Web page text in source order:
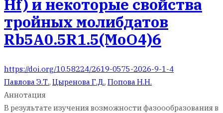
Hf) и некоторые свойства
тройных молибдатов
Rb5A0.5R1.5(MoO4)6
https://doi.org/10.58224/2619-0575-2026-9-1-4
Павлова Э.Т., Цыренова Г.Д., Попова Н.Н.
Аннотация
В результате изучения возможности фазоообразования в